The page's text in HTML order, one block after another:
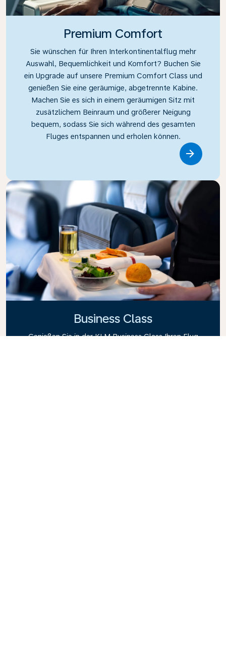
Premium Comfort
Sie wünschen für Ihren Interkontinentalflug mehr
Auswahl, Bequemlichkeit und Komfort? Buchen Sie
ein Upgrade auf unsere Premium Comfort Class und
genießen Sie eine geräumige, abgetrennte Kabine.
Machen Sie es sich in einem geräumigen Sitz mit
zusätzlichem Beinraum und größerer Neigung
bequem, sodass Sie sich während des gesamten
Fluges entspannen und erholen können.
Business Class
Genießen Sie in der KLM Business Class Ihren Flug